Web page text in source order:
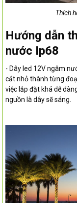
Thích
Hướng dẫn
nước Ip68
- Dây led 12V ngâm
cắt nhỏ thành từng
việc lắp đặt khá dễ
nguồn là dây sẽ sáng.